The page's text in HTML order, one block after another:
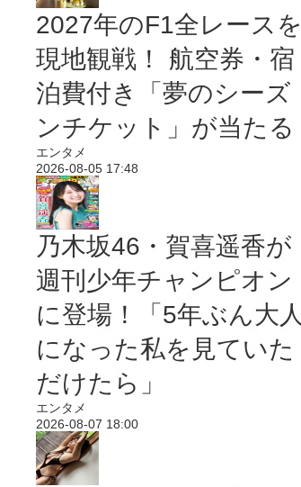
2027年のF1全レースを
現地観戦！ 航空券・宿
泊費付き「夢のシーズ
ンチケット」が当たる
エンタメ
2026-08-05 17:48
乃木坂46・賀喜遥香が
週刊少年チャンピオン
に登場！「5年ぶん大人
になった私を見ていた
だけたら」
エンタメ
2026-08-07 18:00